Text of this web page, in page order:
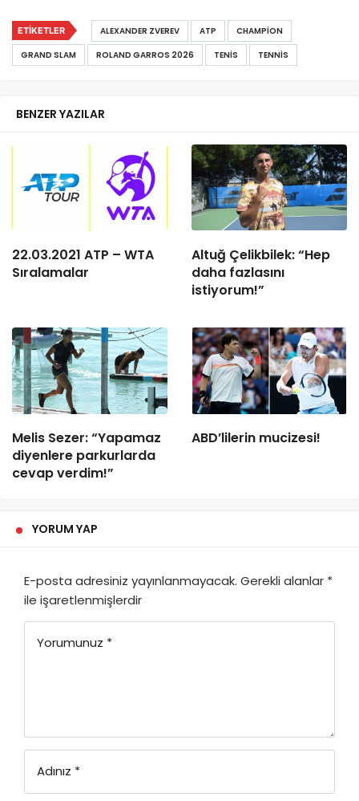
ETIKETLER ALEXANDER ZVEREV ATP
CHAMPION
GRAND SLAM
ROLAND GARROS 2026 TENIS TENNIS
BENZER YAZILAR
22.03.2021 ATP – WTA
Sıralamalar
Altuğ Çelikbilek: “Hep
daha fazlasını
istiyorum!”
Melis Sezer: “Yapamaz
diyenlere parkurlarda
cevap verdim!”
ABD’lilerin mucizesi!
YORUM YAP
E-posta adresiniz yayınlanmayacak. Gerekli alanlar *
ile işaretlenmişlerdir
Yorumunuz *
Adınız *